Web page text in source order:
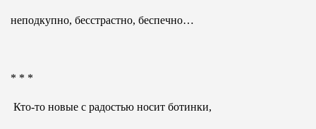
неподкупно, бесстрастно, беспечно…
* * *
Кто-то новые с радостью носит ботинки,